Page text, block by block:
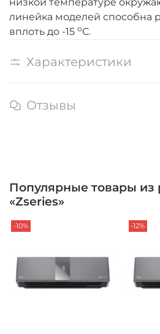
линейка моделей способна
вплоть до -15 oC.
Характеристики
Отзывы
Популярные товары из
«Zseries»
-10% -12%